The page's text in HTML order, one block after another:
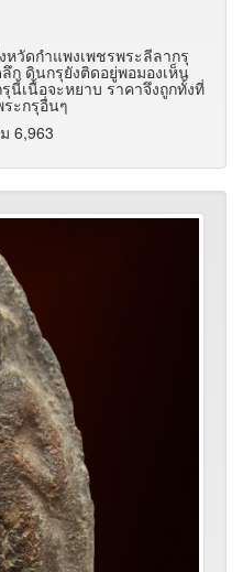
วัดกำแพงเพชรพระลีลากรุ
ก ดินกรุยังติดอยู่พอมองเห็น
นี้เนื้อจะหยาบ ราคาจึงถูกทั้งที่
ะกรุอื่นๆ
6,963